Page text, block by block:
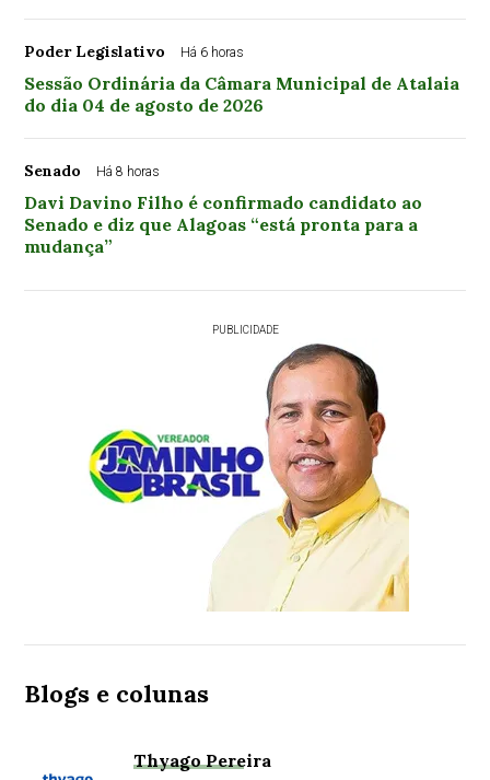
Poder Legislativo Há 6 horas
Sessão Ordinária da Câmara Municipal de Atalaia
do dia 04 de agosto de 2026
Senado Há 8 horas
Davi Davino Filho é confirmado candidato ao
Senado e diz que Alagoas “está pronta para a
mudança”
PUBLICIDADE
Blogs e colunas
Thyago Pereira